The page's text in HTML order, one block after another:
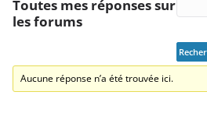
Toutes mes réponses sur
les forums
Aucune réponse n’a été trouvée ici.